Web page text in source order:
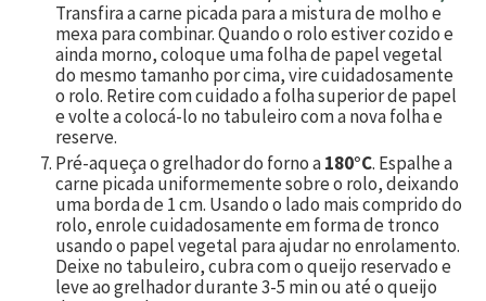
Transfira a carne picada para a mistura de molho e
mexa para combinar. Quando o rolo estiver cozido e
ainda morno, coloque uma folha de papel vegetal
do mesmo tamanho por cima, vire cuidadosamente
o rolo. Retire com cuidado a folha superior de papel
e volte a colocá-lo no tabuleiro com a nova folha e
reserve.
Pré-aqueça o grelhador do forno a180°C. Espalhe a
carne picada uniformemente sobre o rolo, deixando
uma borda de 1 cm. Usando o lado mais comprido do
rolo, enrole cuidadosamente em forma de tronco
usando o papel vegetal para ajudar no enrolamento.
Deixe no tabuleiro, cubra com o queijo reservado e
leve ao grelhador durante 3-5 min ou até o queijo